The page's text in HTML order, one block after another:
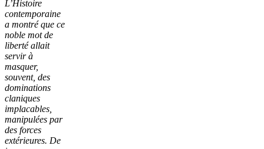
L’Histoire
contemporaine
a montré que ce
noble mot de
liberté allait
servir à
masquer,
souvent, des
dominations
claniques
implacables,
manipulées par
des forces
extérieures. De